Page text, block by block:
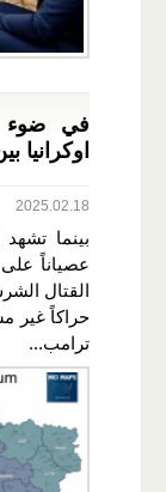
في ضوء
اوكرانيا
2025.02.18
بينما
عصياناً
القتال
حراكاً غير
ترامب...